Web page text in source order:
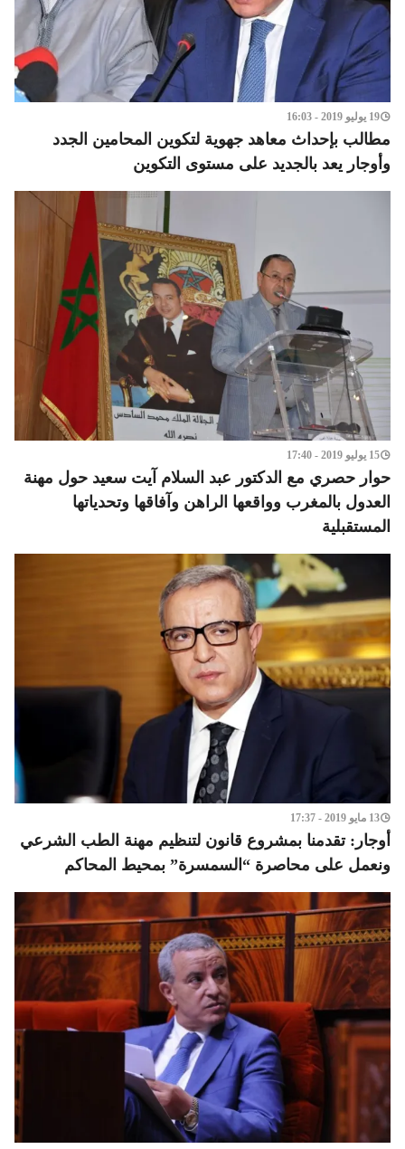
19 يوليو 2019 - 16:03
مطالب بإحداث معاهد جهوية لتكوين المحامين الجدد
وأوجار يعد بالجديد على مستوى التكوين
15 يوليو 2019 - 17:40
حوار حصري مع الدكتور عبد السلام آيت سعيد حول مهنة
العدول بالمغرب وواقعها الراهن وآفاقها وتحدياتها
المستقبلية
13 مايو 2019 - 17:37
أوجار: تقدمنا بمشروع قانون لتنظيم مهنة الطب الشرعي
ونعمل على محاصرة “السمسرة” بمحيط المحاكم